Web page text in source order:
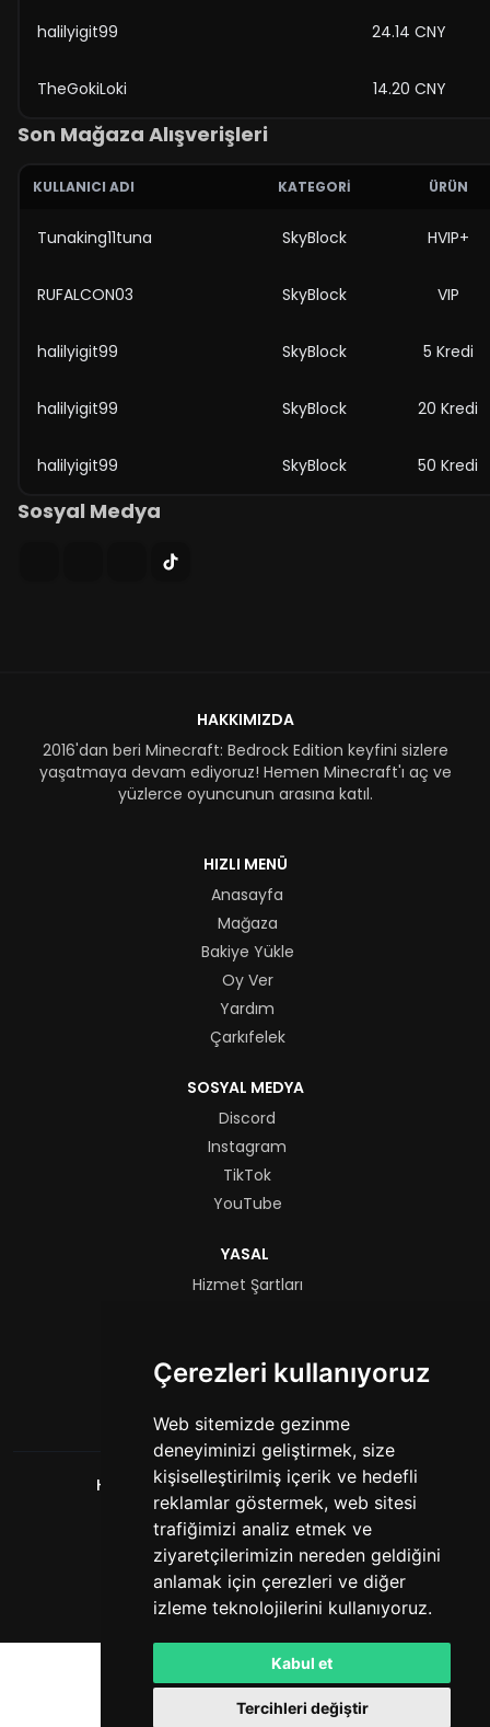
Çerezleri kullanıyoruz
Web sitemizde gezinme
deneyiminizi geliştirmek, size
kişiselleştirilmiş içerik ve hedefli
reklamlar göstermek, web sitesi
trafiğimizi analiz etmek ve
ziyaretçilerimizin nereden geldiğini
anlamak için çerezleri ve diğer
izleme teknolojilerini kullanıyoruz.
Kabul et
Tercihleri değiştir
halilyigit99 24.14 CNY
TheGokiLoki 14.20 CNY
Son Mağaza Alışverişleri
KULLANICI ADI KATEGORI ÜRÜN
Tunaking11tuna SkyBlock HVIP+
RUFALCON03 SkyBlock VIP
halilyigit99 SkyBlock 5 Kredi
halilyigit99 SkyBlock 20 Kredi
halilyigit99 SkyBlock 50 Kredi
Sosyal Medya
HAKKIMIZDA
2016'dan beri Minecraft: Bedrock Edition keyfini sizlere
yaşatmaya devam ediyoruz! Hemen Minecraft'ı aç ve
yüzlerce oyuncunun arasına katıl.
HIZLI MENÜ
Anasayfa
Mağaza
Bakiye Yükle
Oy Ver
Yardım
Çarkıfelek
SOSYAL MEDYA
Discord
Instagram
TikTok
YouTube
YASAL
Hizmet Şartları
FORMLAR
HashCube. Tüm hakları saklıdır. © 2026
Powered byLeaderOS
Türkçe CNY